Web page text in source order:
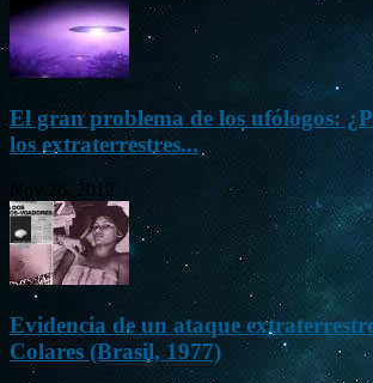
El gran problema de los ufólogos:
los extraterrestres...
Nov 26, 2012
Evidencia de un ataque
Colares (Brasil, 1977)